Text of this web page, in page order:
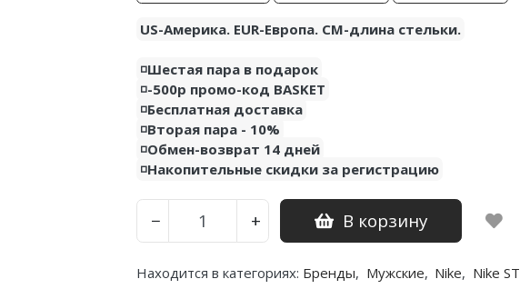
US-Америка. EUR-Европа. CM-длина стельки.
◽️Шестая пара в подарок
◽️-500р промо-код BASKET
◽️Бесплатная доставка
◽️Вторая пара - 10%
◽️Обмен-возврат 14 дней
◽️Накопительные скидки за регистрацию
− + В корзину
Находится в категориях: Бренды, Мужские, Nike, Nike ST